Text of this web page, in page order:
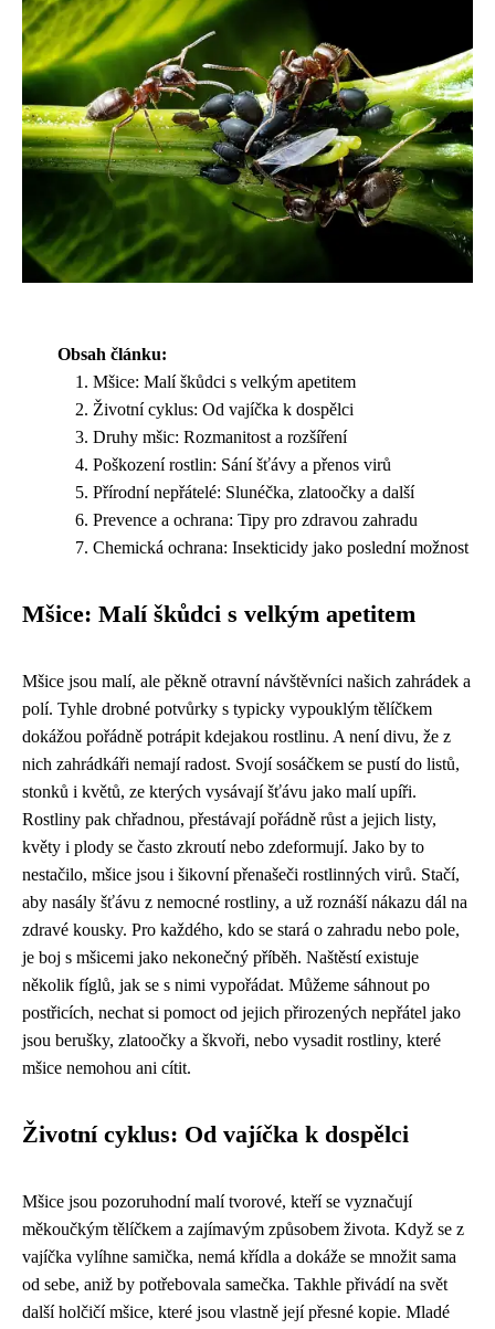
Obsah článku:
Mšice: Malí škůdci s velkým apetitem
Životní cyklus: Od vajíčka k dospělci
Druhy mšic: Rozmanitost a rozšíření
Poškození rostlin: Sání šťávy a přenos virů
Přírodní nepřátelé: Slunéčka, zlatoočky a další
Prevence a ochrana: Tipy pro zdravou zahradu
Chemická ochrana: Insekticidy jako poslední možnost
Mšice: Malí škůdci s velkým apetitem
Mšice jsou malí, ale pěkně otravní návštěvníci našich zahrádek a
polí. Tyhle drobné potvůrky s typicky vypouklým tělíčkem
dokážou pořádně potrápit kdejakou rostlinu. A není divu, že z
nich zahrádkáři nemají radost. Svojí sosáčkem se pustí do listů,
stonků i květů, ze kterých vysávají šťávu jako malí upíři.
Rostliny pak chřadnou, přestávají pořádně růst a jejich listy,
květy i plody se často zkroutí nebo zdeformují. Jako by to
nestačilo, mšice jsou i šikovní přenašeči rostlinných virů. Stačí,
aby nasály šťávu z nemocné rostliny, a už roznáší nákazu dál na
zdravé kousky. Pro každého, kdo se stará o zahradu nebo pole,
je boj s mšicemi jako nekonečný příběh. Naštěstí existuje
několik fíglů, jak se s nimi vypořádat. Můžeme sáhnout po
postřicích, nechat si pomoct od jejich přirozených nepřátel jako
jsou berušky, zlatoočky a škvoři, nebo vysadit rostliny, které
mšice nemohou ani cítit.
Životní cyklus: Od vajíčka k dospělci
Mšice jsou pozoruhodní malí tvorové, kteří se vyznačují
měkoučkým tělíčkem a zajímavým způsobem života. Když se z
vajíčka vylíhne samička, nemá křídla a dokáže se množit sama
od sebe, aniž by potřebovala samečka. Takhle přivádí na svět
další holčičí mšice, které jsou vlastně její přesné kopie. Mladé